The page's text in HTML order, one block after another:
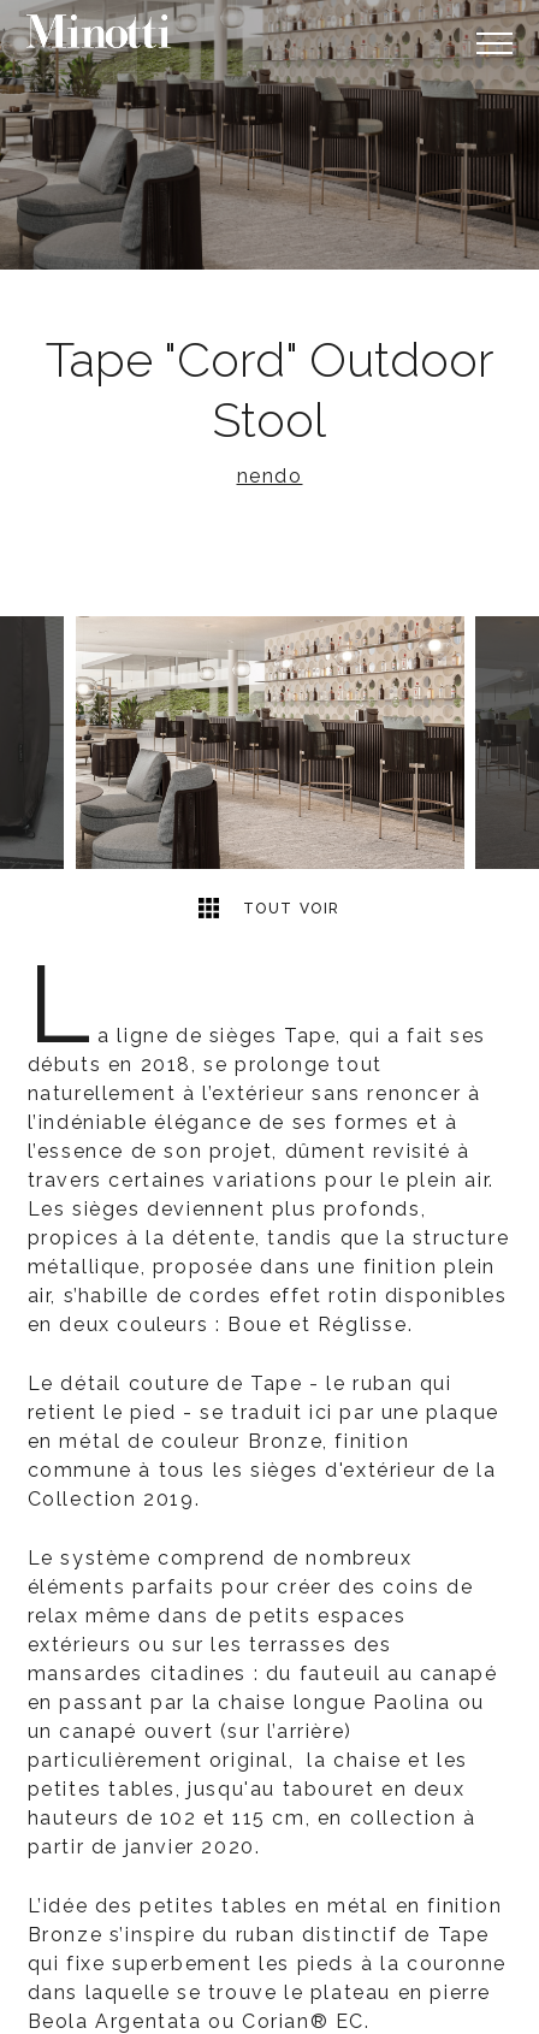
Tape "Cord" Outdoor
Stool
nendo
TOUT VOIR
5 2
L a ligne de sièges Tape, qui a fait ses
débuts en 2018, se prolonge tout
naturellement à l’extérieur sans renoncer à
l’indéniable élégance de ses formes et à
l’essence de son projet, dûment revisité à
travers certaines variations pour le plein air.
Les sièges deviennent plus profonds,
propices à la détente, tandis que la structure
métallique, proposée dans une finition plein
air, s’habille de cordes effet rotin disponibles
en deux couleurs : Boue et Réglisse.
Le détail couture de Tape - le ruban qui
retient le pied - se traduit ici par une plaque
en métal de couleur Bronze, finition
commune à tous les sièges d'extérieur de la
Collection 2019.
Le système comprend de nombreux
éléments parfaits pour créer des coins de
relax même dans de petits espaces
extérieurs ou sur les terrasses des
mansardes citadines : du fauteuil au canapé
en passant par la chaise longue Paolina ou
un canapé ouvert (sur l’arrière)
particulièrement original, la chaise et les
petites tables, jusqu'au tabouret en deux
hauteurs de 102 et 115 cm, en collection à
partir de janvier 2020.
L’idée des petites tables en métal en finition
Bronze s’inspire du ruban distinctif de Tape
qui fixe superbement les pieds à la couronne
dans laquelle se trouve le plateau en pierre
Beola Argentata ou Corian® EC.